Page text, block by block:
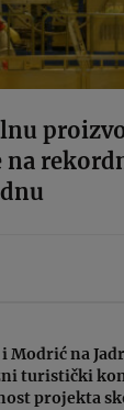
na
Modrić na
turistički
projekta